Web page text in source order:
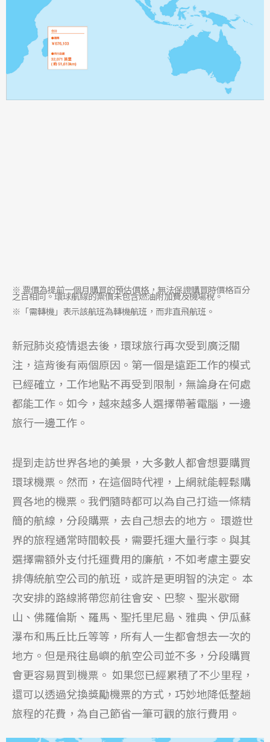
※ 票價為提前一個月購買的預估價格，無法保證購買時價格百分
之百相同。環球航線的票價未包含燃油附加費及機場稅。
※「需轉機」表示該航班為轉機航班，而非直飛航班。
新冠肺炎疫情退去後，環球旅行再次受到廣泛關
注，這背後有兩個原因。第一個是遠距工作的模式
已經確立，工作地點不再受到限制，無論身在何處
都能工作。如今，越來越多人選擇帶著電腦，一邊
旅行一邊工作。
提到走訪世界各地的美景，大多數人都會想要購買
環球機票。然而，在這個時代裡，上網就能輕鬆購
買各地的機票。我們隨時都可以為自己打造一條精
簡的航線，分段購票，去自己想去的地方。 環遊世
界的旅程通常時間較長，需要托運大量行李。與其
選擇需額外支付托運費用的廉航，不如考慮主要安
排傳統航空公司的航班，或許是更明智的決定。 本
次安排的路線將帶您前往會安、巴黎、聖米歇爾
山、佛羅倫斯、羅馬、聖托里尼島、雅典、伊瓜蘇
瀑布和馬丘比丘等等，所有人一生都會想去一次的
地方。但是飛往島嶼的航空公司並不多，分段購買
會更容易買到機票。 如果您已經累積了不少里程，
還可以透過兌換獎勵機票的方式，巧妙地降低整趟
旅程的花費，為自己節省一筆可觀的旅行費用。